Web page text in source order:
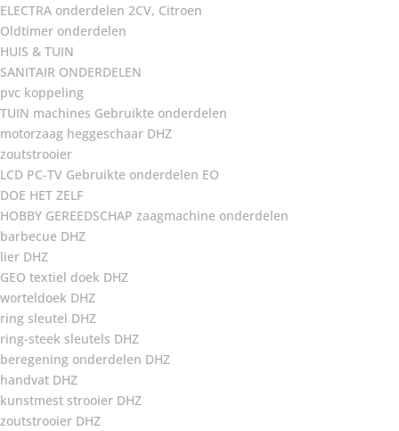
ELECTRA onderdelen 2CV, Citroen
Oldtimer onderdelen
HUIS & TUIN
SANITAIR ONDERDELEN
pvc koppeling
TUIN machines Gebruikte onderdelen
motorzaag heggeschaar DHZ
zoutstrooier
LCD PC-TV Gebruikte onderdelen EO
DOE HET ZELF
HOBBY GEREEDSCHAP zaagmachine onderdelen
barbecue DHZ
lier DHZ
GEO textiel doek DHZ
worteldoek DHZ
ring sleutel DHZ
ring-steek sleutels DHZ
beregening onderdelen DHZ
handvat DHZ
kunstmest strooier DHZ
zoutstrooier DHZ